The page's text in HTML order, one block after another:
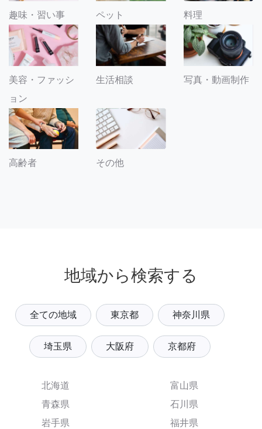
趣味・習い事 ペット 料理
美容・ファッシ
ョン
生活相談 写真・動画制作
高齢者 その他
地域から検索する
全ての地域 東京都 神奈川県
埼玉県 大阪府 京都府
北海道
青森県
岩手県
富山県
石川県
福井県